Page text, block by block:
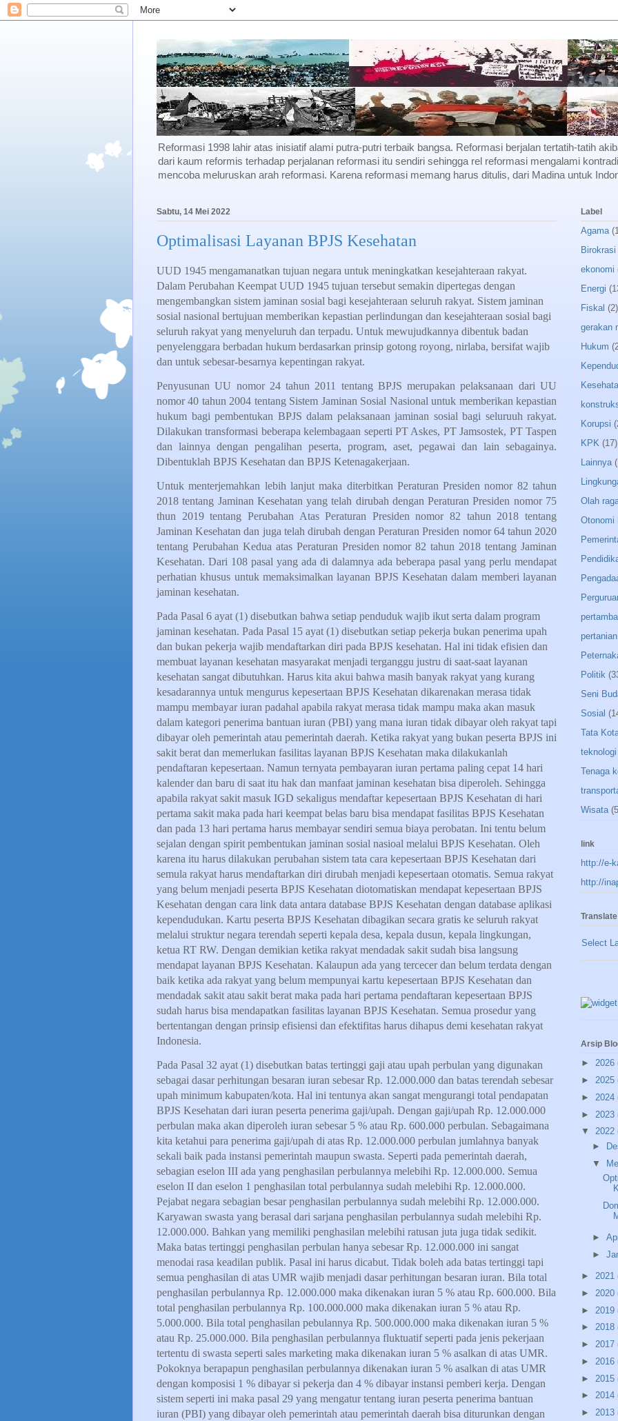
Reformasi 1998 lahir atas inisiatif alami putra-putri terbaik bangsa. Reformasi berjalan tertatih-tatih
dari kaum reformis terhadap perjalanan reformasi itu sendiri sehingga rel reformasi mengalami
mencoba meluruskan arah reformasi. Karena reformasi memang harus ditulis, dari Madina untuk
Sabtu, 14 Mei 2022
Optimalisasi Layanan BPJS Kesehatan
UUD 1945 mengamanatkan tujuan negara untuk meningkatkan kesejahteraan rakyat.
Dalam Perubahan Keempat UUD 1945 tujuan tersebut semakin dipertegas dengan
mengembangkan sistem jaminan sosial bagi kesejahteraan seluruh rakyat. Sistem jaminan
sosial nasional bertujuan memberikan kepastian perlindungan dan kesejahteraan sosial bagi
seluruh rakyat yang menyeluruh dan terpadu. Untuk mewujudkannya dibentuk badan
penyelenggara berbadan hukum berdasarkan prinsip gotong royong, nirlaba, bersifat wajib
dan untuk sebesar-besarnya kepentingan rakyat.
Penyusunan UU nomor 24 tahun 2011 tentang BPJS merupakan pelaksanaan dari UU
nomor 40 tahun 2004 tentang Sistem Jaminan Sosial Nasional untuk memberikan kepastian
hukum bagi pembentukan BPJS dalam pelaksanaan jaminan sosial bagi seluruuh rakyat.
Dilakukan transformasi beberapa kelembagaan seperti PT Askes, PT Jamsostek, PT Taspen
dan lainnya dengan pengalihan peserta, program, aset, pegawai dan lain sebagainya.
Dibentuklah BPJS Kesehatan dan BPJS Ketenagakerjaan.
Untuk menterjemahkan lebih lanjut maka diterbitkan Peraturan Presiden nomor 82 tahun
2018 tentang Jaminan Kesehatan yang telah dirubah dengan Peraturan Presiden nomor 75
thun 2019 tentang Perubahan Atas Peraturan Presiden nomor 82 tahun 2018 tentang
Jaminan Kesehatan dan juga telah dirubah dengan Peraturan Presiden nomor 64 tahun 2020
tentang Perubahan Kedua atas Peraturan Presiden nomor 82 tahun 2018 tentang Jaminan
Kesehatan. Dari 108 pasal yang ada di dalamnya ada beberapa pasal yang perlu mendapat
perhatian khusus untuk memaksimalkan layanan BPJS Kesehatan dalam memberi layanan
jaminan kesehatan.
Pada Pasal 6 ayat (1) disebutkan bahwa setiap penduduk wajib ikut serta dalam program
jaminan kesehatan. Pada Pasal 15 ayat (1) disebutkan setiap pekerja bukan penerima upah
dan bukan pekerja wajib mendaftarkan diri pada BPJS kesehatan. Hal ini tidak efisien dan
membuat layanan kesehatan masyarakat menjadi terganggu justru di saat-saat layanan
kesehatan sangat dibutuhkan. Harus kita akui bahwa masih banyak rakyat yang kurang
kesadarannya untuk mengurus kepesertaan BPJS Kesehatan dikarenakan merasa tidak
mampu membayar iuran padahal apabila rakyat merasa tidak mampu maka akan masuk
dalam kategori penerima bantuan iuran (PBI) yang mana iuran tidak dibayar oleh rakyat tapi
dibayar oleh pemerintah atau pemerintah daerah. Ketika rakyat yang bukan peserta BPJS ini
sakit berat dan memerlukan fasilitas layanan BPJS Kesehatan maka dilakukanlah
pendaftaran kepesertaan. Namun ternyata pembayaran iuran pertama paling cepat 14 hari
kalender dan baru di saat itu hak dan manfaat jaminan kesehatan bisa diperoleh. Sehingga
apabila rakyat sakit masuk IGD sekaligus mendaftar kepesertaan BPJS Kesehatan di hari
pertama sakit maka pada hari keempat belas baru bisa mendapat fasilitas BPJS Kesehatan
dan pada 13 hari pertama harus membayar sendiri semua biaya perobatan. Ini tentu belum
sejalan dengan spirit pembentukan jaminan sosial nasioal melalui BPJS Kesehatan. Oleh
karena itu harus dilakukan perubahan sistem tata cara kepesertaan BPJS Kesehatan dari
semula rakyat harus mendaftarkan diri dirubah menjadi kepesertaan otomatis. Semua rakyat
yang belum menjadi peserta BPJS Kesehatan diotomatiskan mendapat kepesertaan BPJS
Kesehatan dengan cara link data antara database BPJS Kesehatan dengan database aplikasi
kependudukan. Kartu peserta BPJS Kesehatan dibagikan secara gratis ke seluruh rakyat
melalui struktur negara terendah seperti kepala desa, kepala dusun, kepala lingkungan,
ketua RT RW. Dengan demikian ketika rakyat mendadak sakit sudah bisa langsung
mendapat layanan BPJS Kesehatan. Kalaupun ada yang tercecer dan belum terdata dengan
baik ketika ada rakyat yang belum mempunyai kartu kepesertaan BPJS Kesehatan dan
mendadak sakit atau sakit berat maka pada hari pertama pendaftaran kepesertaan BPJS
sudah harus bisa mendapatkan fasilitas layanan BPJS Kesehatan. Semua prosedur yang
bertentangan dengan prinsip efisiensi dan efektifitas harus dihapus demi kesehatan rakyat
Indonesia.
Pada Pasal 32 ayat (1) disebutkan batas tertinggi gaji atau upah perbulan yang digunakan
sebagai dasar perhitungan besaran iuran sebesar Rp. 12.000.000 dan batas terendah sebesar
upah minimum kabupaten/kota. Hal ini tentunya akan sangat mengurangi total pendapatan
BPJS Kesehatan dari iuran peserta penerima gaji/upah. Dengan gaji/upah Rp. 12.000.000
perbulan maka akan diperoleh iuran sebesar 5 % atau Rp. 600.000 perbulan. Sebagaimana
kita ketahui para penerima gaji/upah di atas Rp. 12.000.000 perbulan jumlahnya banyak
sekali baik pada instansi pemerintah maupun swasta. Seperti pada pemerintah daerah,
sebagian eselon III ada yang penghasilan perbulannya melebihi Rp. 12.000.000. Semua
eselon II dan eselon 1 penghasilan total perbulannya sudah melebihi Rp. 12.000.000.
Pejabat negara sebagian besar penghasilan perbulannya sudah melebihi Rp. 12.000.000.
Karyawan swasta yang berasal dari sarjana penghasilan perbulannya sudah melebihi Rp.
12.000.000. Bahkan yang memiliki penghasilan melebihi ratusan juta juga tidak sedikit.
Maka batas tertinggi penghasilan perbulan hanya sebesar Rp. 12.000.000 ini sangat
menodai rasa keadilan publik. Pasal ini harus dicabut. Tidak boleh ada batas tertinggi tapi
semua penghasilan di atas UMR wajib menjadi dasar perhitungan besaran iuran. Bila total
penghasilan perbulannya Rp. 12.000.000 maka dikenakan iuran 5 % atau Rp. 600.000. Bila
total penghasilan perbulannya Rp. 100.000.000 maka dikenakan iuran 5 % atau Rp.
5.000.000. Bila total penghasilan pebulannya Rp. 500.000.000 maka dikenakan iuran 5 %
atau Rp. 25.000.000. Bila penghasilan perbulannya fluktuatif seperti pada jenis pekerjaan
tertentu di swasta seperti sales marketing maka dikenakan iuran 5 % asalkan di atas UMR.
Pokoknya berapapun penghasilan perbulannya dikenakan iuran 5 % asalkan di atas UMR
dengan komposisi 1 % dibayar si pekerja dan 4 % dibayar instansi pemberi kerja. Dengan
sistem seperti ini maka pasal 29 yang mengatur tentang iuran peserta penerima bantuan
iuran (PBI) yang dibayar oleh pemerintah atau pemerintah daerah bisa diturunkan dengan
Label
Agama
Birokrasi
ekonomi
Energi
Fiskal (2)
gerakan
Hukum
Korupsi
KPK (17)
Lainnya
Olah
Otonomi
pertanian
Politik
Seni
Sosial
Tata
teknologi
Tenaga
Wisata
link
http://e-
http://
Translate
Select
Arsip
► 2026
► 2025
► 2024
► 2023
▼ 2022
►
▼
►
►
► 2021
► 2020
► 2019
► 2018
► 2017
► 2016
► 2015
► 2014
► 2013